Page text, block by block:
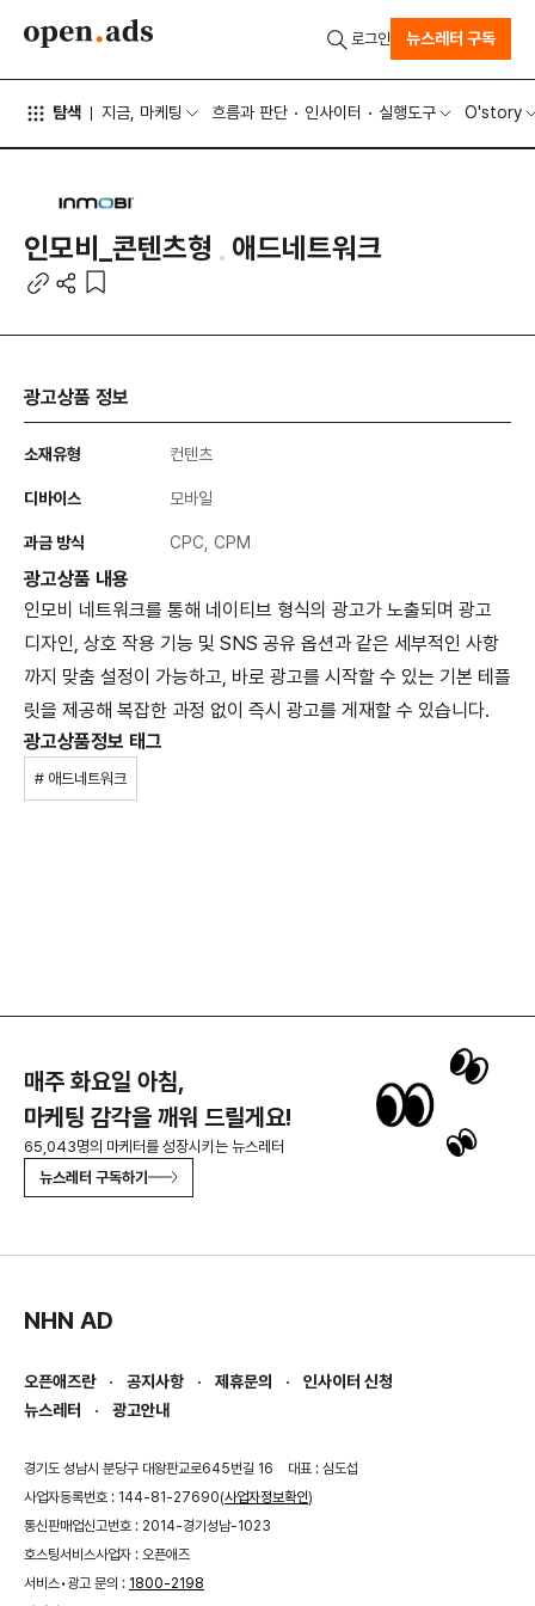
탐색 지금, 마케팅 흐름과 판단 인사이터 실행도구 O'story
로그인 뉴스레터 구독
인모비_콘텐츠형 애드네트워크
광고상품 정보
소재유형 컨텐츠
디바이스 모바일
과금 방식 CPC, CPM
광고상품 내용
인모비 네트워크를 통해 네이티브 형식의 광고가 노출되며 광고
디자인, 상호 작용 기능 및 SNS 공유 옵션과 같은 세부적인 사항
까지 맞춤 설정이 가능하고, 바로 광고를 시작할 수 있는 기본 테플
릿을 제공해 복잡한 과정 없이 즉시 광고를 게재할 수 있습니다.
광고상품정보 태그
# 애드네트워크
매주 화요일 아침,
마케팅 감각을 깨워 드릴게요!
65,043명의 마케터를 성장시키는 뉴스레터
뉴스레터 구독하기
NHN AD
오픈애즈란 공지사항 제휴문의
인사이터 신청
뉴스레터
광고안내
경기도 성남시 분당구 대왕판교로645번길 16
대표 : 심도섭
사업자등록번호 : 144-81-27690(사업자정보확인)
통신판매업신고번호 : 2014-경기성남-1023
호스팅서비스사업자 : 오픈애즈
서비스•광고 문의 : 1800-2198